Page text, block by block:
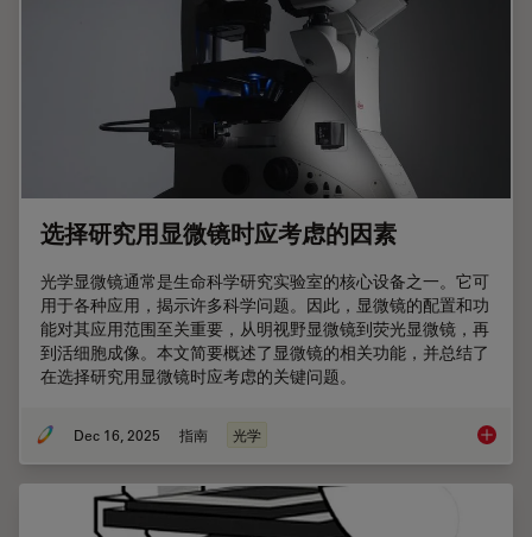
选择研究用显微镜时应考虑的因素
光学显微镜通常是生命科学研究实验室的核心设备之一。它可
用于各种应用，揭示许多科学问题。因此，显微镜的配置和功
能对其应用范围至关重要，从明视野显微镜到荧光显微镜，再
到活细胞成像。本文简要概述了显微镜的相关功能，并总结了
在选择研究用显微镜时应考虑的关键问题。
Dec 16, 2025 指南 光学 选择研